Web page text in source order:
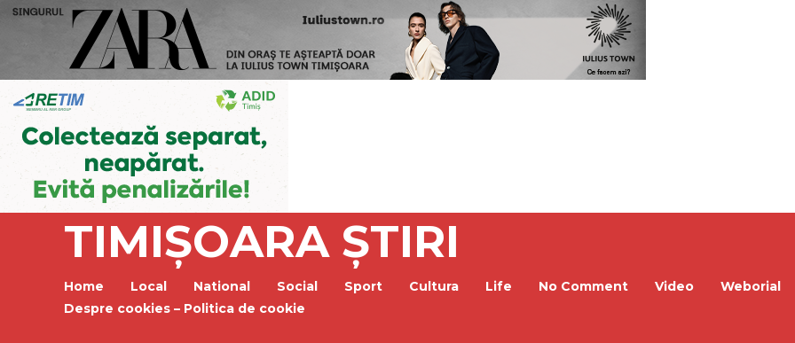
TIMIȘOARA ȘTIRI
Home Local National Social Sport Cultura Life No Comment Video
Weborial
Despre cookies – Politica de cookie